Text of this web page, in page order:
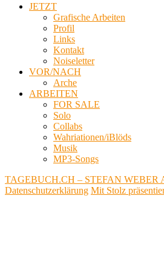
JETZT
Grafische Arbeiten
Profil
Links
Kontakt
Noiseletter
VOR/NACH
Arche
ARBEITEN
FOR SALE
Solo
Collabs
Wahriationen/iBlöds
Musik
MP3-Songs
TAGEBUCH.CH – STEFAN WEBER
Datenschutzerklärung Mit Stolz